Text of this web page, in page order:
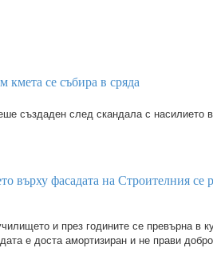
кмета се събира в сряда
създаден след скандала с насилието
върху фасадата на Строителния се
и през годините се превърна в
е доста амортизиран и не прави